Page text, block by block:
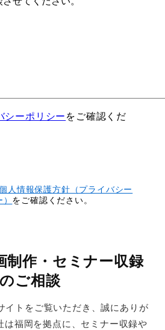
シーポリシー をご確認くだ
人情報保護方針（プライバシー
をご確認ください。
制作・セミナー収録
のご相談
イトをご覧いただき、誠にありが
は福岡を拠点に、セミナー収録や